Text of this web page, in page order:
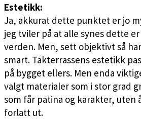
Estetikk:
Ja, akkurat dette punktet er jo
jeg tviler på at alle synes dette
verden. Men, sett objektivt så
smart. Takterrassens estetikk
på bygget ellers. Men enda
valgt materialer som i stor grad
som får patina og karakter, uten
forlatt ut.